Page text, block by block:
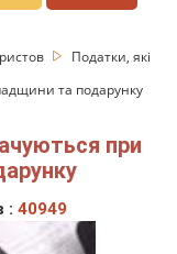
Податки, які
та подарунку
при
:40949